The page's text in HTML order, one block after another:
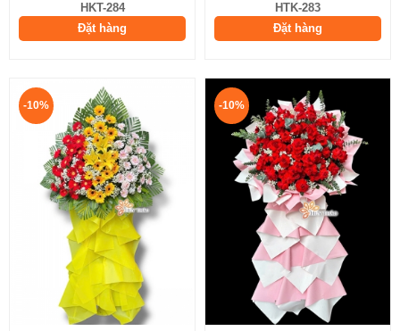
HKT-284
Đặt hàng
HTK-283
Đặt hàng
-10% -10%